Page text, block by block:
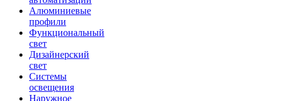
Алюминиевые
профили
Функциональный
свет
Дизайнерский
свет
Системы
освещения
Наружное